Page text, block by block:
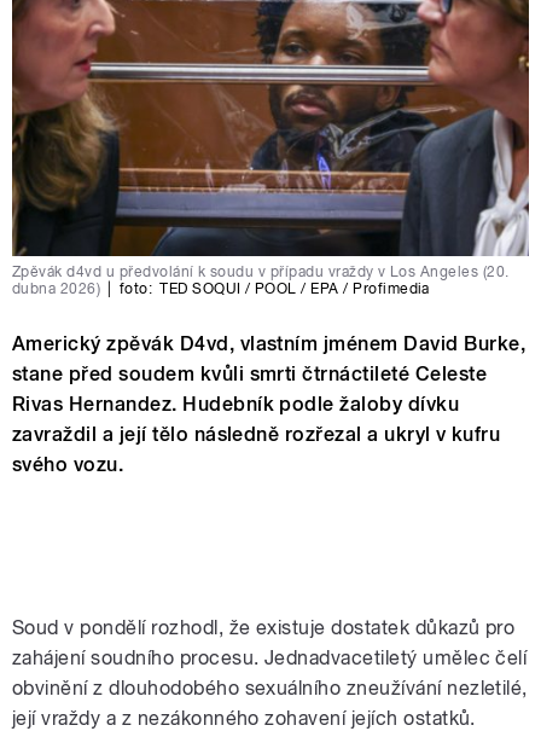
Zpěvák d4vd u předvolání k soudu v případu vraždy v Los Angeles (20.
dubna 2026)
foto: TED SOQUI / POOL / EPA / Profimedia
Americký zpěvák D4vd, vlastním jménem David Burke,
stane před soudem kvůli smrti čtrnáctileté Celeste
Rivas Hernandez. Hudebník podle žaloby dívku
zavraždil a její tělo následně rozřezal a ukryl v kufru
svého vozu.
Soud v pondělí rozhodl, že existuje dostatek důkazů pro
zahájení soudního procesu. Jednadvacetiletý umělec čelí
obvinění z dlouhodobého sexuálního zneužívání nezletilé,
její vraždy a z nezákonného zohavení jejích ostatků.